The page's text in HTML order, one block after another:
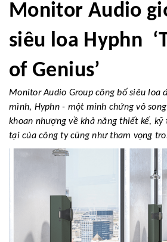
Monitor Audio
siêu loa Hyphn
of Genius’
Monitor Audio Group công bố siêu loa
mình, Hyphn - một minh chứng vô
khoan nhượng về khả năng thiết kế, kỹ
tại của công ty cũng như tham vọng